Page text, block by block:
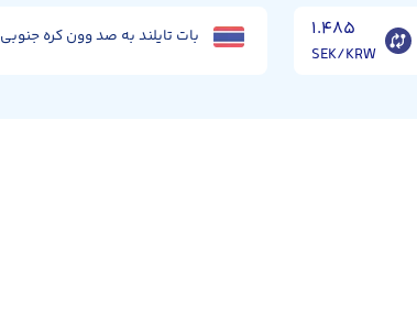
۱.۴۸۵
SEK/KRW
بات تایلند به صد وون کره جنوبی